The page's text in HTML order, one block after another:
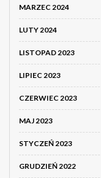
MARZEC 2024
LUTY 2024
LISTOPAD 2023
LIPIEC 2023
CZERWIEC 2023
MAJ 2023
STYCZEŃ 2023
GRUDZIEŃ 2022